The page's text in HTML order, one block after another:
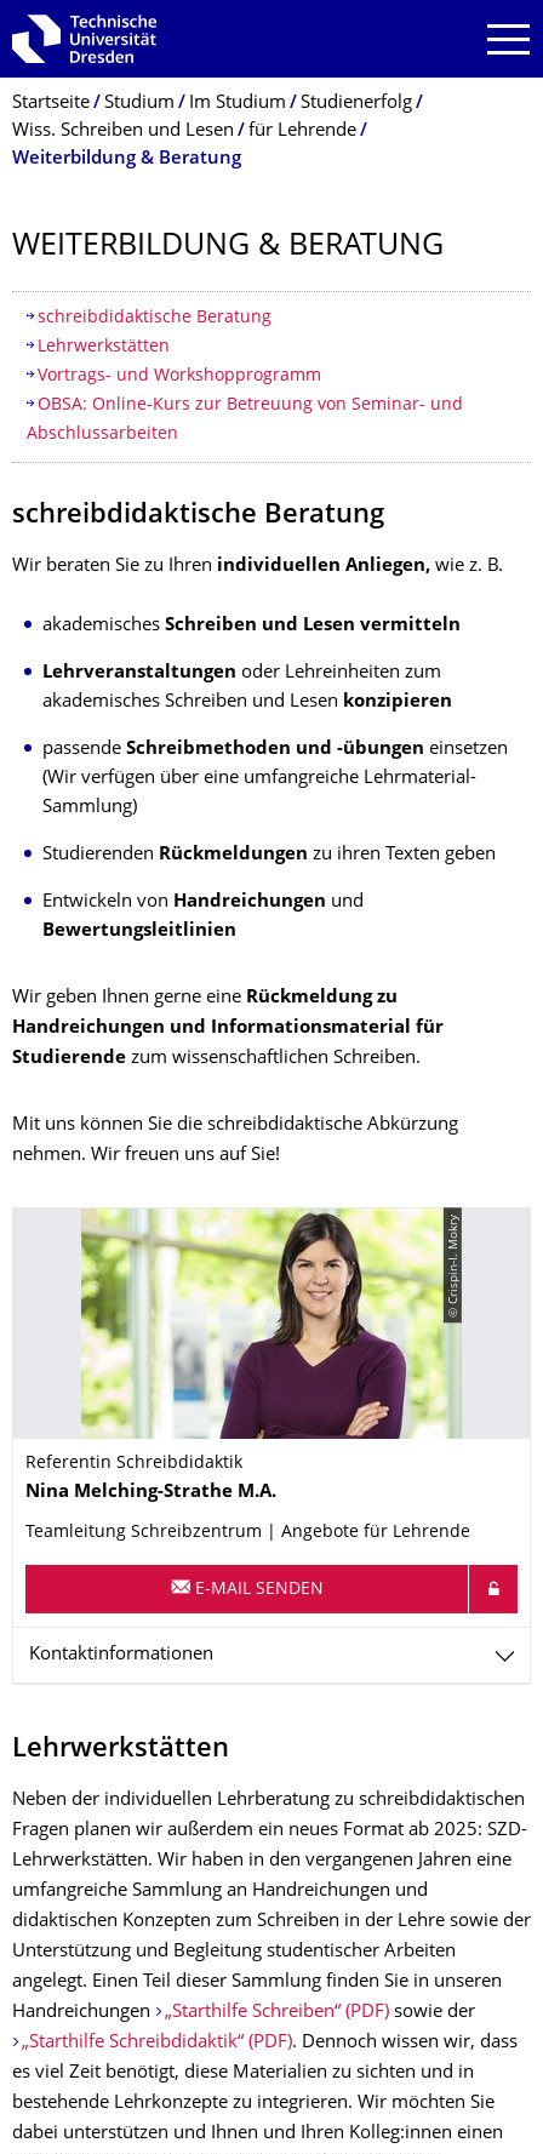
Zur Hauptnavigation springen
Zur Suche springen
Zum Inhalt springen
Breadcrumb-Menü
Startseite Studium Im Studium
Studienerfolg
Wiss. Schreiben und Lesen
für Lehrende
Weiterbildung & Beratung
WEITERBILDUNG & BERATUNG
Inhaltsverzeichnis
​schreibdidaktische Beratung
Lehrwerkstätten
Vortrags- und Workshopprogramm
OBSA: Online-Kurs zur Betreuung von Seminar- und
Abschlussarbeiten
​schreibdidaktische Beratung
Wir beraten Sie zu Ihren individuellen Anliegen, wie z. B.
akademisches Schreiben und Lesen vermitteln
Lehrveranstaltungen oder Lehreinheiten zum
akademisches Schreiben und Lesen konzipieren
passende Schreibmethoden und -übungen einsetzen
(Wir verfügen über eine umfangreiche Lehrmaterial-
Sammlung)
Studierenden Rückmeldungen zu ihren Texten geben
Entwickeln von Handreichungen und
Bewertungsleitlinien
Wir geben Ihnen gerne eine Rückmeldung zu
Handreichungen und Informationsmaterial für
Studierende zum wissenschaftlichen Schreiben.
Mit uns können Sie die schreibdidaktische Abkürzung
nehmen. Wir freuen uns auf Sie!
© Crispin-I. Mokry
Referentin Schreibdidaktik
Name
Nina Melching-Strathe M.A.
Teamleitung Schreibzentrum | Angebote für Lehrende
E-MAIL SENDEN
Kontaktinformationen
Lehrwerkstätten
Neben der individuellen Lehrberatung zu schreibdidaktischen
Fragen planen wir außerdem ein neues Format ab 2025: SZD-
Lehrwerkstätten. Wir haben in den vergangenen Jahren eine
umfangreiche Sammlung an Handreichungen und
didaktischen Konzepten zum Schreiben in der Lehre sowie der
Unterstützung und Begleitung studentischer Arbeiten
angelegt. Einen Teil dieser Sammlung finden Sie in unseren
Handreichungen
„Starthilfe Schreiben“ (PDF)sowie der
„Starthilfe Schreibdidaktik“ (PDF). Dennoch wissen wir, dass
es viel Zeit benötigt, diese Materialien zu sichten und in
bestehende Lehrkonzepte zu integrieren. Wir möchten Sie
dabei unterstützen und Ihnen und Ihren Kolleg:innen einen